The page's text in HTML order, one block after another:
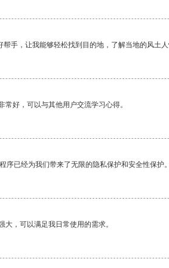
帮手，让我能够轻松找到目的地，了解当地的风土
常好，可以与其他用户交流学习心得。
序已经为我们带来了无限的隐私保护和安全性保护
大，可以满足我日常使用的需求。